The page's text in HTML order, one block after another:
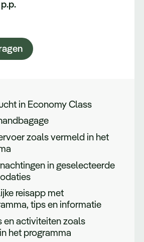
in Economy Class
zoals vermeld in het
in geselecteerde
reisapp met
tips en informatie
en activiteiten zoals
het programma